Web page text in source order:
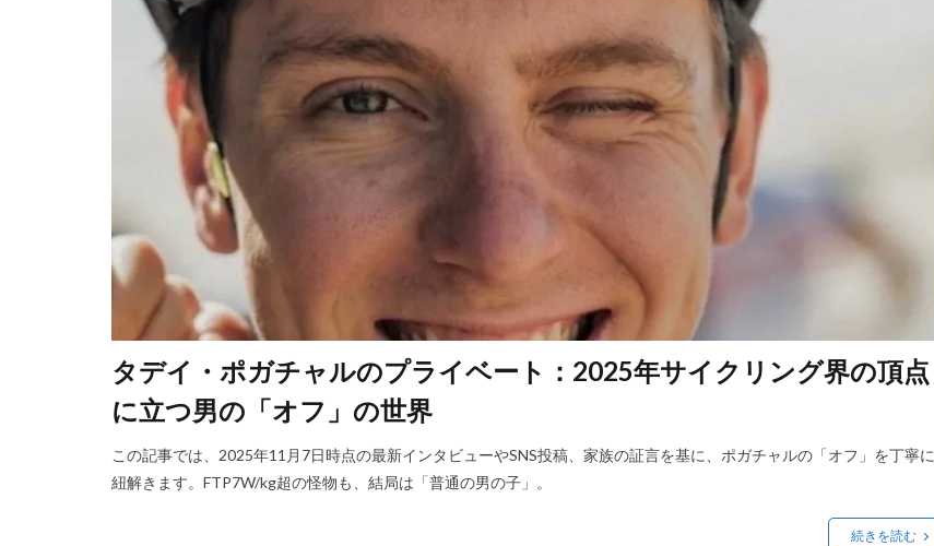
タデイ・ポガチャルのプライベート：2025年サイクリング界の頂点
に立つ男の「オフ」の世界
この記事では、2025年11月7日時点の最新インタビューやSNS投稿、家族の証言を基に、ポガチャルの「オフ」を丁寧に
紐解きます。FTP7W/kg超の怪物も、結局は「普通の男の子」。
続きを読む